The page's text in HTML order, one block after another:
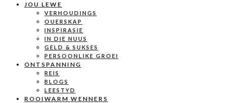
JOU LEWE
VERHOUDINGS
OUERSKAP
INSPIRASIE
IN DIE NUUS
GELD & SUKSES
PERSOONLIKE GROEI
ONTSPANNING
REIS
BLOGS
LEESTYD
ROOIWARM WENNERS